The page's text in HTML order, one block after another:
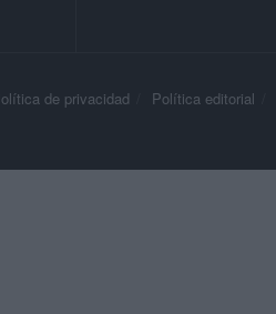
de privacidad Política editorial